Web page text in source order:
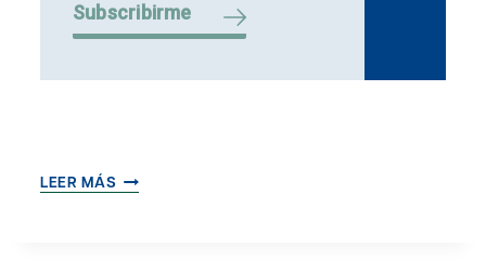
Subscribirme
LEER MÁS LOS